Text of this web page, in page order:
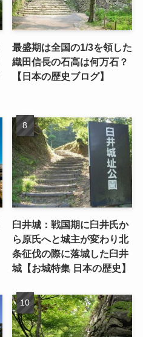
最盛期は全国の1/3を領した
織田信長の石高は何万石？
【日本の歴史ブログ】
臼井城：戦国期に臼井氏か
ら原氏へと城主が変わり北
条征伐の際に落城した臼井
城【お城特集 日本の歴史】